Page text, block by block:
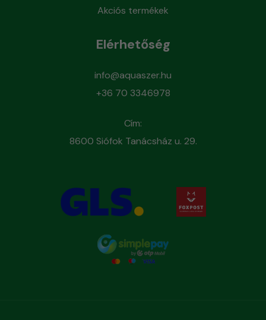
Akciós termékek
Elérhetőség
info@aquaszer.hu
+36 70 3346978
Cím:
8600 Siófok Tanácsház u. 29.